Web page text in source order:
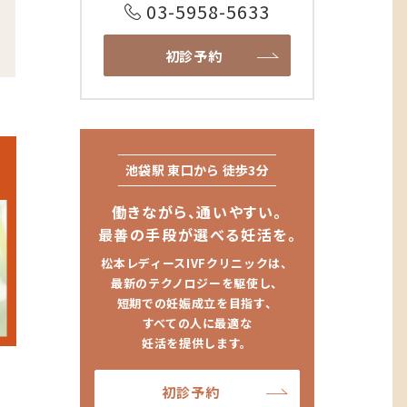
03-5958-5633
初診予約
池袋駅 東口から 徒歩3分
働きながら、通いやすい。
最善の手段が選べる妊活を。
松本レディースIVFクリニックは、
最新のテクノロジーを駆使し、
短期での妊娠成立を目指す、
すべての人に最適な
妊活を提供します。
初診予約